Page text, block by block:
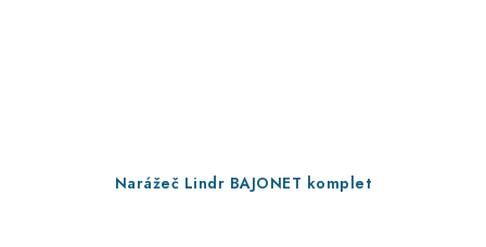
Narážeč Lindr BAJONET komplet